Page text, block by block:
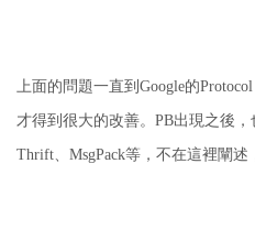
上面的問題一直到Google的
才得到很大的改善。 PB出現之後
Thrift、MsgPack等，不在這裡闡述